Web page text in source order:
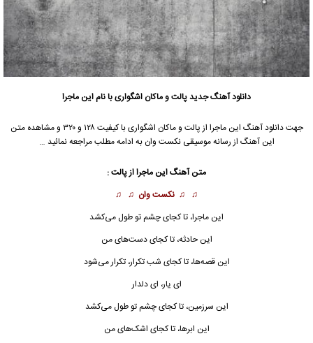
دانلود آهنگ جدیدپالتوماکان اشگواریبا نام این ماجرا
جهت دانلود آهنگ این ماجرا از پالت وماکان اشگواری
با کیفیت ۱۲۸ و ۳۲۰ و مشاهده متن
این آهنگ از رسانه موسیقی نکست وان به ادامه مطلب مراجعه نمائید …
متن آهنگ این ماجرا از پالت :
♫ ♫ نکست وان ♫ ♫
این ماجرا، تا کجای چشم تو طول می‌کشد
این حادثه، تا کجای دست‌های من
این قصه‌ها، تا کجای شب تکرار، تکرار می‌شود
ای یار، ای دلدار
این سرزمین، تا کجای چشم تو طول می‌کشد
این ابرها، تا کجای اشک‌های من